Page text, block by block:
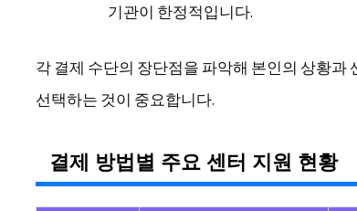
기관이 한정적입니다.
각 결제 수단의 장단점을 파악해 본인의 상황과
선택하는 것이 중요합니다.
결제 방법별 주요 센터 지원 현황